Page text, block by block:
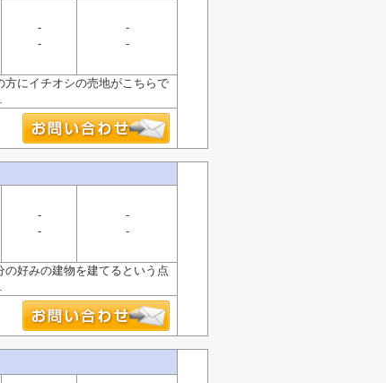
-
-
-
-
方にイチオシの売地がこちらで
-
-
-
-
好みの建物を建てるという点